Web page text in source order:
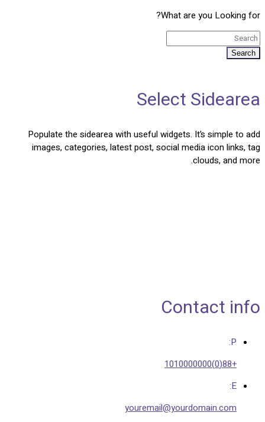
What are you Looking for?
Search
Select Sidearea
Populate the sidearea with useful widgets. It’s simple to add
images, categories, latest post, social media icon links, tag
clouds, and more.
Contact info
P:
+88(0)1010000000
E:
youremail@yourdomain.com